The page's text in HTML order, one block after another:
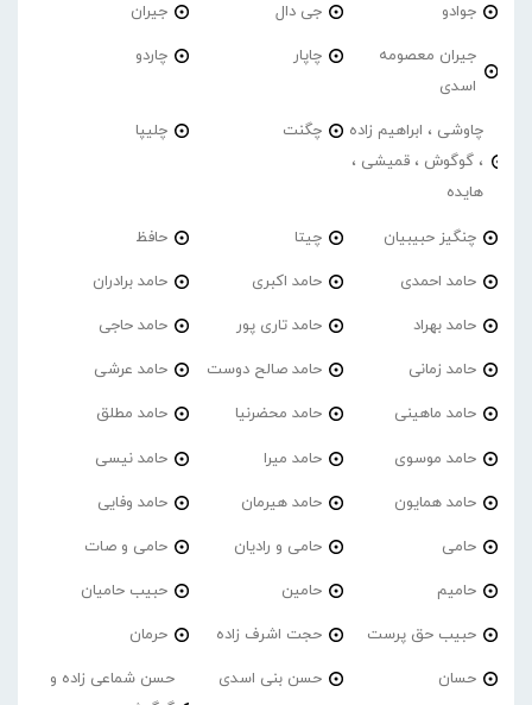
جوادو جی دال جیران
جیران معصومه
اسدی
چاپار چاردو
چاوشی ، ابراهیم زاده
، گوگوش ، قمیشی ،
هایده
چگنت چلیپا
چنگیز حبیبیان چیتا حافظ
حامد احمدی حامد اکبری حامد برادران
حامد بهراد حامد تاری پور حامد حاجی
حامد زمانی حامد صالح دوست حامد عرشی
حامد ماهینی حامد محضرنیا حامد مطلق
حامد موسوی حامد میرا حامد نیسی
حامد همایون حامد هیرمان حامد وفایی
حامی حامی و رادیان حامی و صات
حامیم حامین حبیب حامیان
حبیب حق پرست حجت اشرف زاده حرمان
حسان حسن بنی اسدی
حسن شماعی زاده و